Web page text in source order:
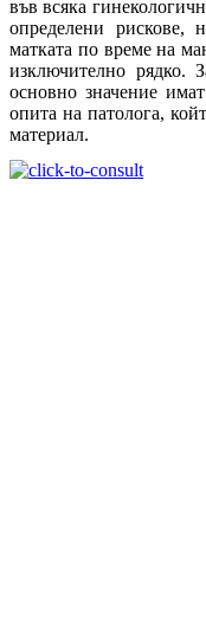
във всяка
определени рискове,
матката по време на
изключително рядко.
основно значение
опита на патолога,
материал.